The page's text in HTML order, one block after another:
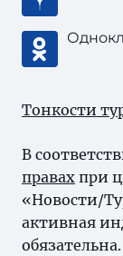
Тонкости
В
правах при
«Новости/
активная
обязательна.